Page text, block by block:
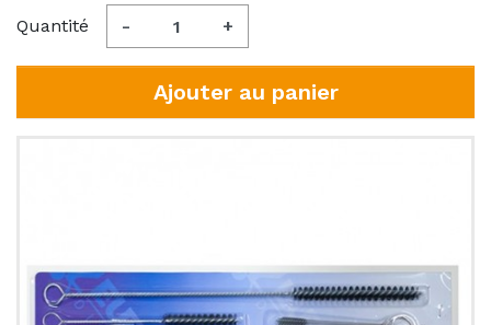
Quantité - +
Ajouter au panier